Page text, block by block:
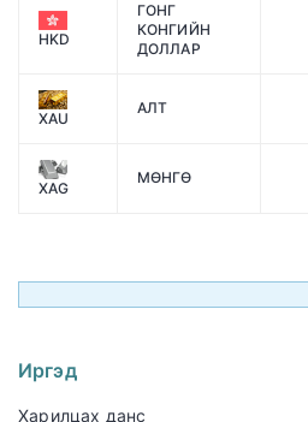
HKD
ГОНГ
КОНГИЙН
ДОЛЛАР
XAU
АЛТ
XAG
МӨНГӨ
Иргэд
Харилцах данс